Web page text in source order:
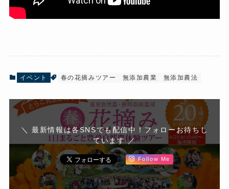
イベント 春の花摘みツアー 無添加農業 無添加農法
＼ 最新情報は各SNSでも配信中！フォローお待ちし
ています ／
Follow Me